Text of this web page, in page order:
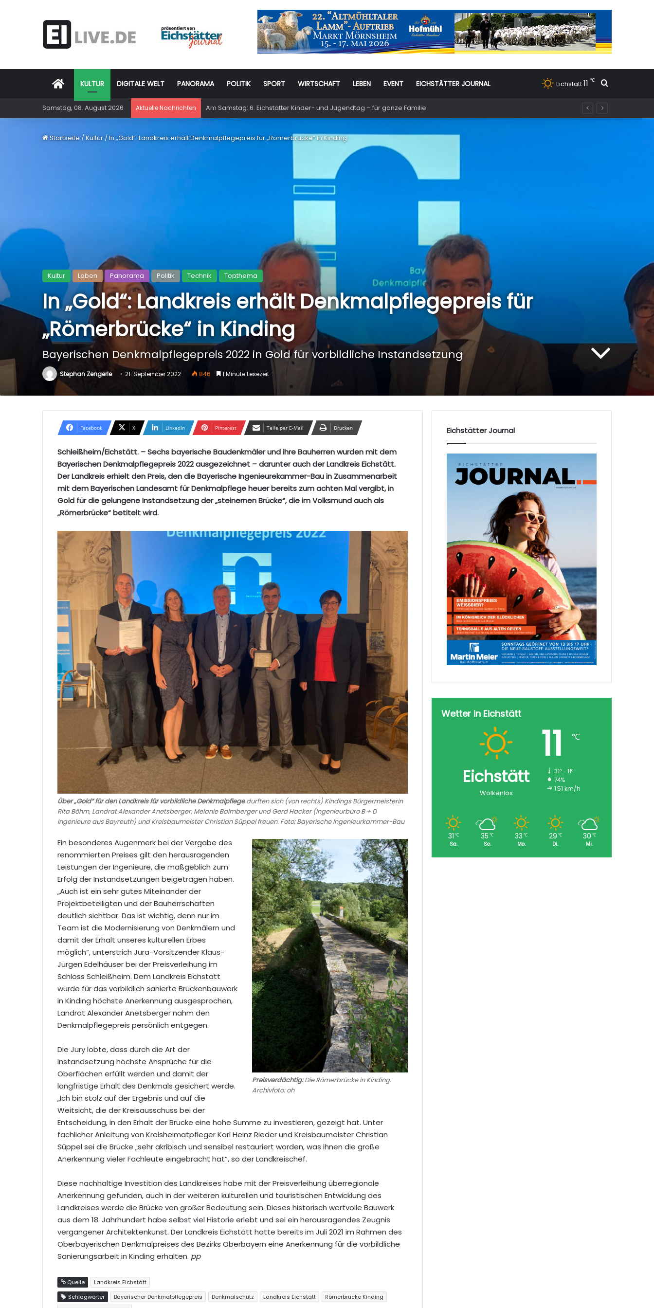
Startseite
KULTUR DIGITALE WELT PANORAMA POLITIK SPORT WIRTSCHAFT LEBEN EVENT EICHSTÄTTER JOURNAL Eichstätt11 ℃ Suchen
Samstag, 08. August 2026 Aktuelle Nachrichten Am Samstag: 6. Eichstätter Kinder- und Jugendtag – für ganze Familie
Startseite /Kultur /In „Gold“: Landkreis erhält Denkmalpflegepreis für „Römerbrücke“ in Kinding
Kultur Leben Panorama Politik Technik Topthema
In „Gold“: Landkreis erhält Denkmalpflegepreis für
„Römerbrücke“ in Kinding
Bayerischen Denkmalpflegepreis 2022 in Gold für vorbildliche Instandsetzung
Stephan Zengerle 21. September 2022 846 1 Minute Lesezeit
Facebook X LinkedIn Pinterest Teile per E-Mail Drucken
Schleißheim/Eichstätt. – Sechs bayerische Baudenkmäler und ihre Bauherren wurden mit dem
Bayerischen Denkmalpflegepreis 2022 ausgezeichnet – darunter auch der Landkreis Eichstätt.
Der Landkreis erhielt den Preis, den die Bayerische Ingenieurekammer-Bau in Zusammenarbeit
mit dem Bayerischen Landesamt für Denkmalpflege heuer bereits zum achten Mal vergibt, in
Gold für die gelungene Instandsetzung der „steinernen Brücke“, die im Volksmund auch als
„Römerbrücke“ betitelt wird.
Über „Gold“ für den Landkreis für vorbildliche Denkmalpflegedurften sich (von rechts) Kindings Bürgermeisterin
Rita Böhm, Landrat Alexander Anetsberger, Melanie Balmberger und Gerd Hacker (Ingenieurbüro B + D
Ingenieure aus Bayreuth) und Kreisbaumeister Christian Süppel freuen. Foto: Bayerische Ingenieurkammer-Bau
Preisverdächtig:Die Römerbrücke in Kinding.
Archivfoto: oh
Ein besonderes Augenmerk bei der Vergabe des
renommierten Preises gilt den herausragenden
Leistungen der Ingenieure, die maßgeblich zum
Erfolg der Instandsetzungen beigetragen haben.
„Auch ist ein sehr gutes Miteinander der
Projektbeteiligten und der Bauherrschaften
deutlich sichtbar. Das ist wichtig, denn nur im
Team ist die Modernisierung von Denkmälern und
damit der Erhalt unseres kulturellen Erbes
möglich“, unterstrich Jura-Vorsitzender Klaus-
Jürgen Edelhäuser bei der Preisverleihung im
Schloss Schleißheim. Dem Landkreis Eichstätt
wurde für das vorbildlich sanierte Brückenbauwerk
in Kinding höchste Anerkennung ausgesprochen,
Landrat Alexander Anetsberger nahm den
Denkmalpflegepreis persönlich entgegen.
Die Jury lobte, dass durch die Art der
Instandsetzung höchste Ansprüche für die
Oberflächen erfüllt werden und damit der
langfristige Erhalt des Denkmals gesichert werde.
„Ich bin stolz auf der Ergebnis und auf die
Weitsicht, die der Kreisausschuss bei der
Entscheidung, in den Erhalt der Brücke eine hohe Summe zu investieren, gezeigt hat. Unter
fachlicher Anleitung von Kreisheimatpfleger Karl Heinz Rieder und Kreisbaumeister Christian
Süppel sei die Brücke „sehr akribisch und sensibel restauriert worden, was ihnen die große
Anerkennung vieler Fachleute eingebracht hat“, so der Landkreischef.
Diese nachhaltige Investition des Landkreises habe mit der Preisverleihung überregionale
Anerkennung gefunden, auch in der weiteren kulturellen und touristischen Entwicklung des
Landkreises werde die Brücke von großer Bedeutung sein. Dieses historisch wertvolle Bauwerk
aus dem 18. Jahrhundert habe selbst viel Historie erlebt und sei ein herausragendes Zeugnis
vergangener Architektenkunst. Der Landkreis Eichstätt hatte bereits im Juli 2021 im Rahmen des
Oberbayerischen Denkmalpreises des Bezirks Oberbayern eine Anerkennung für die vorbildliche
Sanierungsarbeit in Kinding erhalten. pp
Quelle
Landkreis Eichstätt
Schlagwörter
Bayerischer Denkmalpflegepreis Denkmalschutz Landkreis Eichstätt
Römerbrücke Kinding
Eichstätter Journal
Wetter in Eichstätt
Eichstätt
Wolkenlos
11 ℃
31º - 11º
74%
1.51 km/h
31 ℃
Sa.
35 ℃
So.
33 ℃
Mo.
29 ℃
Di.
30 ℃
Mi.